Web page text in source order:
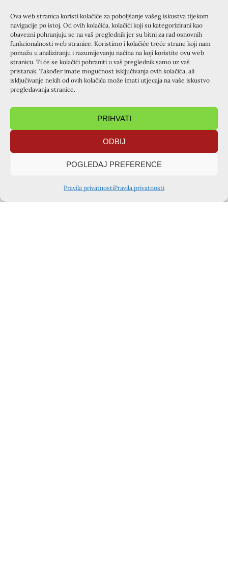
Ova web stranica koristi kolačiće za poboljšanje vašeg iskustva tijekom
navigacije po istoj. Od ovih kolačića, kolačići koji su kategorizirani kao
obavezni pohranjuju se na vaš preglednik jer su bitni za rad osnovnih
funkcionalnosti web stranice. Koristimo i kolačiće treće strane koji nam
pomažu u analiziranju i razumijevanju načina na koji koristite ovu web
stranicu. Ti će se kolačići pohraniti u vaš preglednik samo uz vaš
pristanak. Također imate mogućnost isključivanja ovih kolačića, ali
isključivanje nekih od ovih kolačića može imati utjecaja na vaše iskustvo
pregledavanja stranice.
PRIHVATI
ODBIJ
POGLEDAJ PREFERENCE
Pravila privatnostiPravila privatnosti